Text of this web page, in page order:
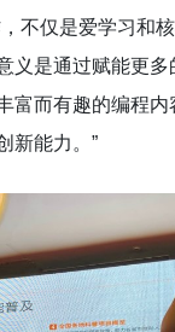
不仅是爱学习和
义是通过赋能更多
富而有趣的编程内
新能力。”